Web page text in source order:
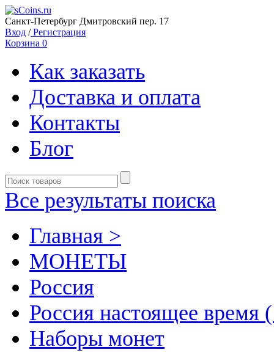
Санкт-Петербург Дмитровский пер. 17
Вход /Регистрация
Корзина 0
Как заказать
Доставка и оплата
Контакты
Блог
Все результаты поиска
Главная >
MОНЕТЫ
Россия
Россия настоящее время
Наборы монет